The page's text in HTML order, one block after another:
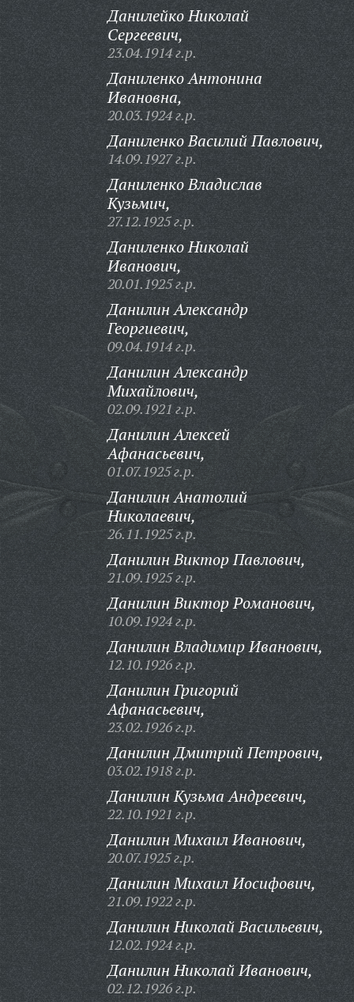
Данилейко Николай
Сергеевич,
23.04.1914 г.р.
Даниленко Антонина
Ивановна,
20.03.1924 г.р.
Даниленко Василий Павлович,
14.09.1927 г.р.
Даниленко Владислав
Кузьмич,
27.12.1925 г.р.
Даниленко Николай
Иванович,
20.01.1925 г.р.
Данилин Александр
Георгиевич,
09.04.1914 г.р.
Данилин Александр
Михайлович,
02.09.1921 г.р.
Данилин Алексей
Афанасьевич,
01.07.1925 г.р.
Данилин Анатолий
Николаевич,
26.11.1925 г.р.
Данилин Виктор Павлович,
21.09.1925 г.р.
Данилин Виктор Романович,
10.09.1924 г.р.
Данилин Владимир Иванович,
12.10.1926 г.р.
Данилин Григорий
Афанасьевич,
23.02.1926 г.р.
Данилин Дмитрий Петрович,
03.02.1918 г.р.
Данилин Кузьма Андреевич,
22.10.1921 г.р.
Данилин Михаил Иванович,
20.07.1925 г.р.
Данилин Михаил Иосифович,
21.09.1922 г.р.
Данилин Николай Васильевич,
12.02.1924 г.р.
Данилин Николай Иванович,
02.12.1926 г.р.